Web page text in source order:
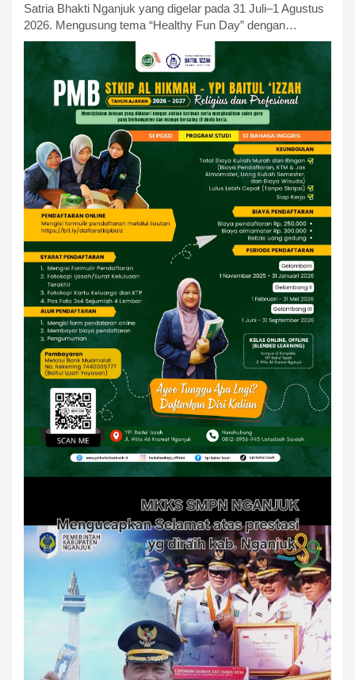
Satria Bhakti Nganjuk yang digelar pada 31 Juli–1 Agustus
2026. Mengusung tema “Healthy Fun Day” dengan…